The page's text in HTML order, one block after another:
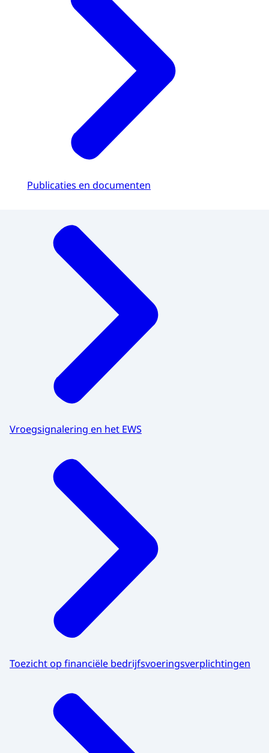
Publicaties en documenten
Vroegsignalering en het EWS
Toezicht op financiële bedrijfsvoeringsverplichtingen